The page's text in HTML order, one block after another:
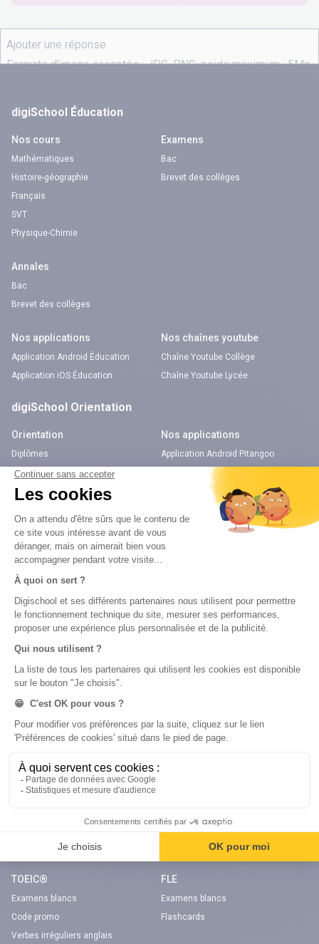
digiSchool Éducation
Nos cours
Mathématiques
Histoire-géographie
Français
SVT
Physique-Chimie
Examens
Bac
Brevet des collèges
Annales
Bac
Brevet des collèges
Nos applications
Application Android Éducation
Application iOS Éducation
Nos chaînes youtube
Chaîne Youtube Collège
Chaîne Youtube Lycée
digiSchool Orientation
Orientation
Diplômes
Formations
Métiers
Nos applications
Application Android Pitangoo
Application iOS Pitangoo
Notre chaîne Youtube
Chaîne Youtube Orientation
digiSchool Code
Code auto
Code gratuit
Code moto
Code bateau
Examens blancs
Nos applications
Application iOS Code de la route
digiSchool Langues
TOEIC®
Examens blancs
Code promo
Verbes irréguliers anglais
FLE
Examens blancs
Flashcards